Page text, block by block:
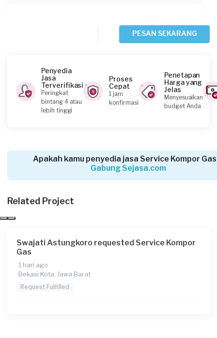
Albertus Dendy Indra Ps requested Service
Request Fulfilled
Angel requested Service Kompor Gas
Request Fulfilled
Rusdian requested Service Kompor Gas
PESAN SEKARANG
Penyedia
Jasa
Terverifikasi
Peringkat
bintang 4 atau
lebih tinggi
Proses
Cepat
1 jam
konfirmasi
Penetapan
Harga yang
Jelas
Menyesuaikan
budget Anda
Apakah kamu penyedia jasa Service Kompor
Gabung Sejasa.com
Related Project
Swajati Astungkoro requested Service Kompor
Gas
1 hari ago
Bekasi Kota, Jawa Barat
Request Fulfilled